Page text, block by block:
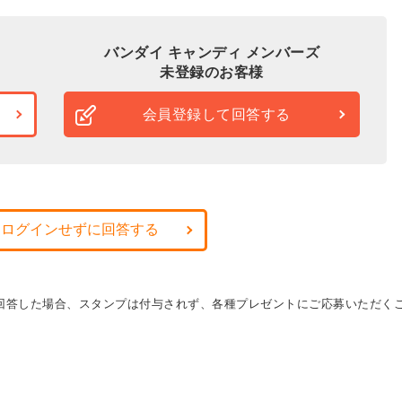
バンダイ キャンディ メンバーズ
未登録のお客様
会員登録して回答する
グインせずに回答する
した場合、スタンプは付与されず、各種プレゼントにご応募いただく